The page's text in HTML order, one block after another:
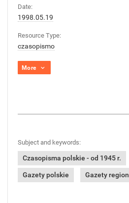
Date:
1998.05.19
Resource Type:
czasopismo
More
Subject and keywords:
Czasopisma polskie - od 1945 r.
Gazety polskie Gazety